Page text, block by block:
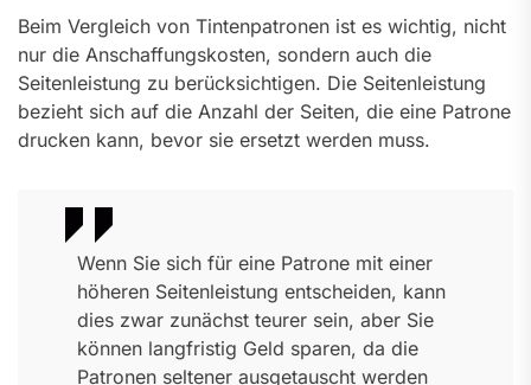
Beim Vergleich von Tintenpatronen ist es wichtig, nicht
nur die Anschaffungskosten, sondern auch die
Seitenleistung zu berücksichtigen. Die Seitenleistung
bezieht sich auf die Anzahl der Seiten, die eine Patrone
drucken kann, bevor sie ersetzt werden muss.
Wenn Sie sich für eine Patrone mit einer
höheren Seitenleistung entscheiden, kann
dies zwar zunächst teurer sein, aber Sie
können langfristig Geld sparen, da die
Patronen seltener ausgetauscht werden